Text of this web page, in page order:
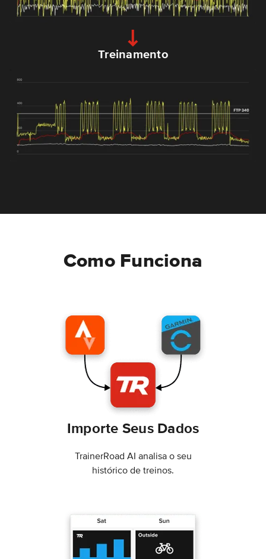
Treinamento
Como Funciona
Importe Seus Dados
TrainerRoad AI analisa o seu
histórico de treinos.